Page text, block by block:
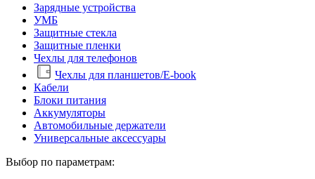
Зарядные устройства
УМБ
Защитные стекла
Защитные пленки
Чехлы для телефонов
Чехлы для планшетов/E-book
Кабели
Блоки питания
Аккумуляторы
Автомобильные держатели
Универсальные аксессуары
Выбор по параметрам: